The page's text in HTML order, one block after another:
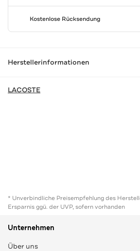
Kostenlose Rücksendung
Herstellerinformationen
LACOSTE
* Unverbindliche Preisempfehlung des
Ersparnis ggü. der UVP, sofern vorhanden
Unternehmen
Über uns